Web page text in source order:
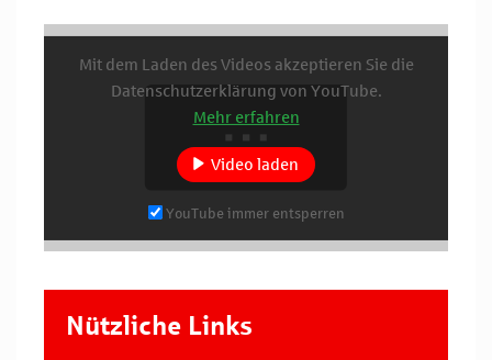
Mit dem Laden des Videos akzeptieren Sie die
Datenschutzerklärung von YouTube.
Mehr erfahren
Video laden
YouTube immer entsperren
Nützliche Links